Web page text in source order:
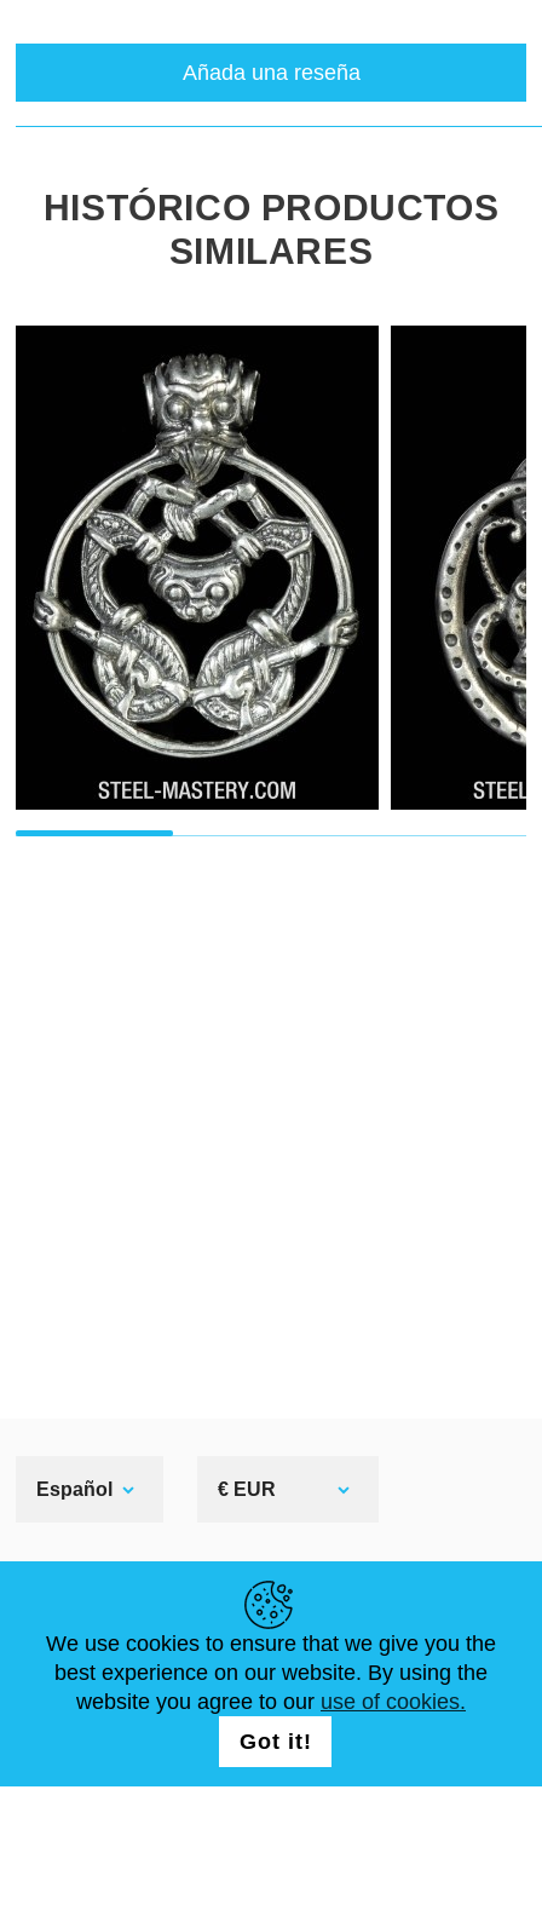
Añada una reseña
HISTÓRICO PRODUCTOS
SIMILARES
Español € EUR
NOVEDADES
ARTÍCULOS
ABOUT US
FAQ
TAMAÑOS ESTÁNDAR
CONTÁCTANOS
We use cookies to ensure that we give you the
best experience on our website. By using the
website you agree to our use of cookies.
Got it!